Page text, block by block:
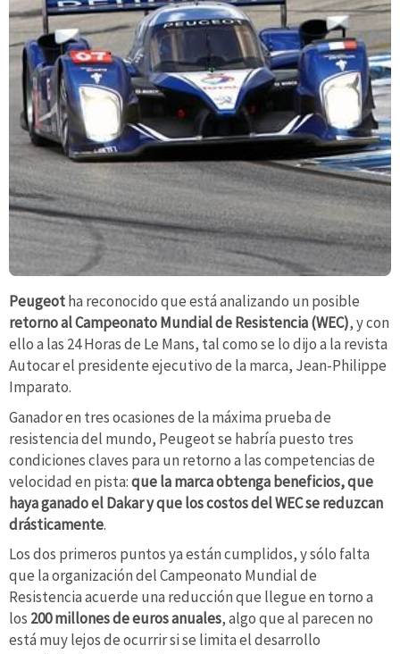
Peugeotha reconocido que está analizando un posible
retorno al Campeonato Mundial de Resistencia (WEC), y con
ello a las 24 Horas de Le Mans, tal como se lo dijo a la revista
Autocar el presidente ejecutivo de la marca, Jean-Philippe
Imparato.
Ganador en tres ocasiones de la máxima prueba de
resistencia del mundo, Peugeot se habría puesto tres
condiciones claves para un retorno a las competencias de
velocidad en pista:que la marca obtenga beneficios, que
haya ganado el Dakar y que los costos del WEC se reduzcan
drásticamente.
Los dos primeros puntos ya están cumplidos, y sólo falta
que la organización del Campeonato Mundial de
Resistencia acuerde una reducción que llegue en torno a
los 200 millones de euros anuales, algo que al parecen no
está muy lejos de ocurrir si se limita el desarrollo